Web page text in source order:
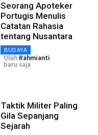
Seorang Apoteker
Portugis Menulis
Catatan Rahasia
tentang Nusantara
BUDAYA
Oleh Rahmianti
baru saja
Taktik Militer Paling
Gila Sepanjang
Sejarah